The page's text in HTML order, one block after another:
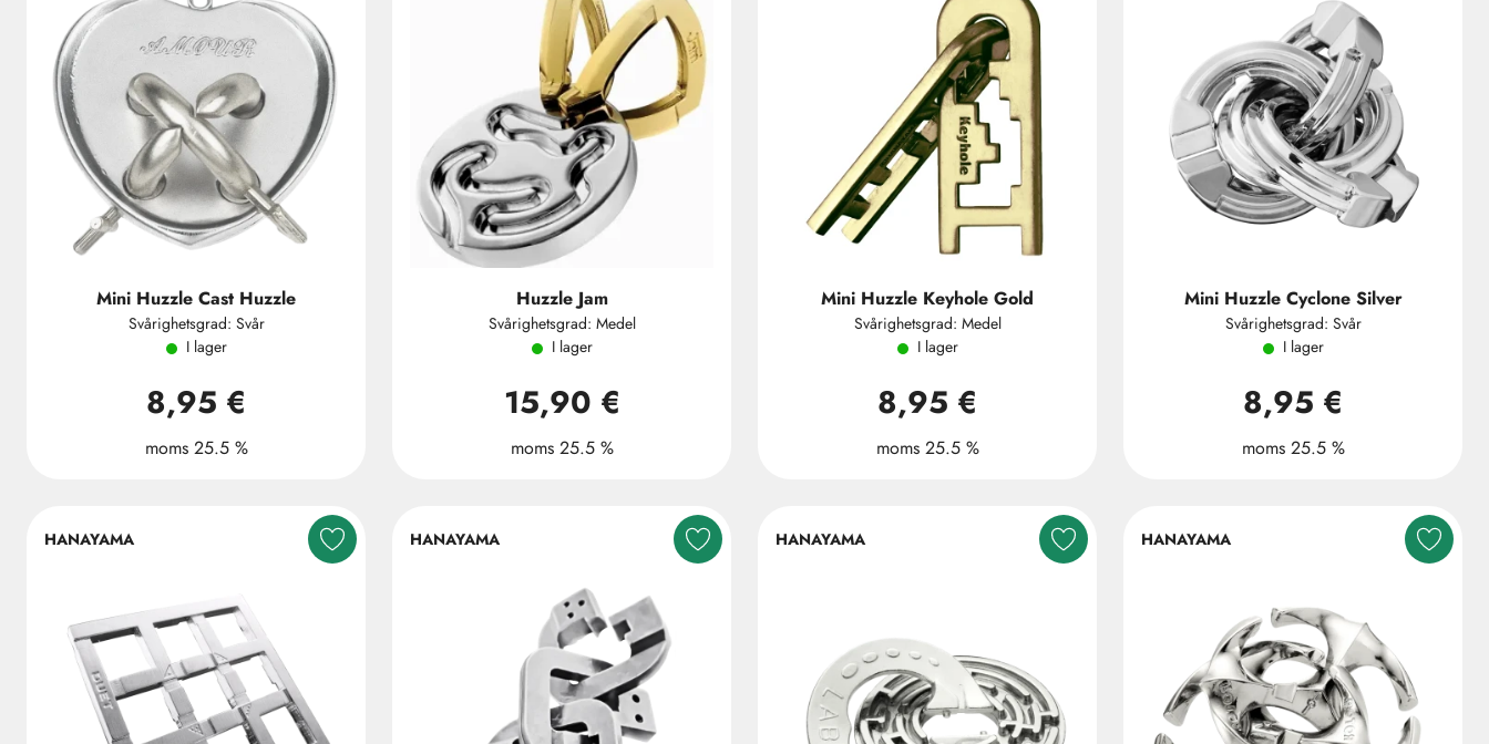
Mini Huzzle Cast Huzzle
Svårighetsgrad: Svår
I lager
8,95 €
moms 25.5 %
Huzzle Jam
Svårighetsgrad: Medel
I lager
15,90 €
moms 25.5 %
Mini Huzzle Keyhole Gold
Svårighetsgrad: Medel
I lager
8,95 €
moms 25.5 %
Mini Huzzle Cyclone Silver
Svårighetsgrad: Svår
I lager
8,95 €
moms 25.5 %
HANAYAMA HANAYAMA HANAYAMA HANAYAMA